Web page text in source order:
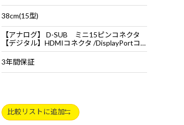
38cm(15型)
【アナログ】 D-SUB ミニ15ピンコネクタ
【デジタル】HDMIコネクタ /DisplayPortコネクタ
3年間保証
比較リストに追加